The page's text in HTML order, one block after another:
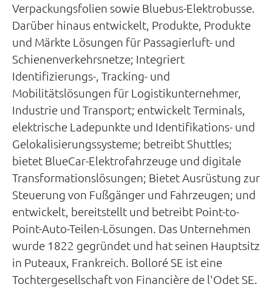
Verpackungsfolien sowie Bluebus-Elektrobusse.
Darüber hinaus entwickelt, Produkte, Produkte
und Märkte Lösungen für Passagierluft- und
Schienenverkehrsnetze; Integriert
Identifizierungs-, Tracking- und
Mobilitätslösungen für Logistikunternehmer,
Industrie und Transport; entwickelt Terminals,
elektrische Ladepunkte und Identifikations- und
Gelokalisierungssysteme; betreibt Shuttles;
bietet BlueCar-Elektrofahrzeuge und digitale
Transformationslösungen; Bietet Ausrüstung zur
Steuerung von Fußgänger und Fahrzeugen; und
entwickelt, bereitstellt und betreibt Point-to-
Point-Auto-Teilen-Lösungen. Das Unternehmen
wurde 1822 gegründet und hat seinen Hauptsitz
in Puteaux, Frankreich. Bolloré SE ist eine
Tochtergesellschaft von Financière de l'Odet SE.